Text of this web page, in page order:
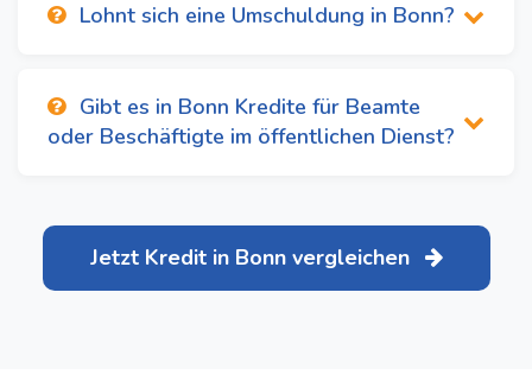
Lohnt sich eine Umschuldung in Bonn?
Gibt es in Bonn Kredite für Beamte
oder Beschäftigte im öffentlichen Dienst?
Jetzt Kredit in Bonn vergleichen